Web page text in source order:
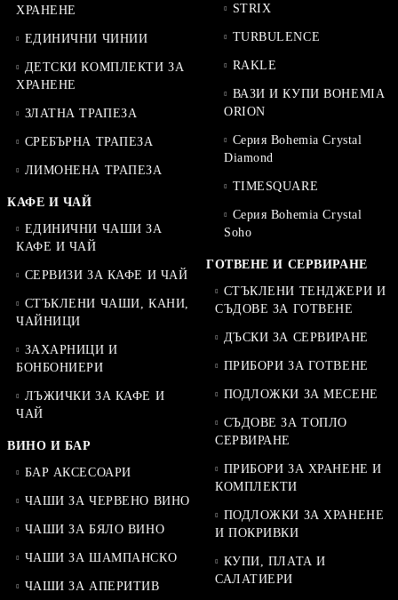
ХРАНЕНЕ
ЕДИНИЧНИ ЧИНИИ
ДЕТСКИ КОМПЛЕКТИ ЗА
ХРАНЕНЕ
ЗЛАТНА ТРАПЕЗА
СРЕБЪРНА ТРАПЕЗА
ЛИМОНЕНА ТРАПЕЗА
КАФЕ И ЧАЙ
ЕДИНИЧНИ ЧАШИ ЗА
КАФЕ И ЧАЙ
СЕРВИЗИ ЗА КАФЕ И ЧАЙ
СТЪКЛЕНИ ЧАШИ, КАНИ,
ЧАЙНИЦИ
ЗАХАРНИЦИ И
БОНБОНИЕРИ
ЛЪЖИЧКИ ЗА КАФЕ И
ЧАЙ
ВИНО И БАР
БАР АКСЕСОАРИ
ЧАШИ ЗА ЧЕРВЕНО ВИНО
ЧАШИ ЗА БЯЛО ВИНО
ЧАШИ ЗА ШАМПАНСКО
ЧАШИ ЗА АПЕРИТИВ
STRIX
TURBULENCE
RAKLE
ВАЗИ И КУПИ BOHEMIA
ORION
Серия Bohemia Crystal
Diamond
TIMESQUARE
Серия Bohemia Crystal
Soho
ГОТВЕНЕ И СЕРВИРАНЕ
СТЪКЛЕНИ ТЕНДЖЕРИ И
СЪДОВЕ ЗА ГОТВЕНЕ
ДЪСКИ ЗА СЕРВИРАНЕ
ПРИБОРИ ЗА ГОТВЕНЕ
ПОДЛОЖКИ ЗА МЕСЕНЕ
СЪДОВЕ ЗА ТОПЛО
СЕРВИРАНЕ
ПРИБОРИ ЗА ХРАНЕНЕ И
КОМПЛЕКТИ
ПОДЛОЖКИ ЗА ХРАНЕНЕ
И ПОКРИВКИ
КУПИ, ПЛАТА И
САЛАТИЕРИ